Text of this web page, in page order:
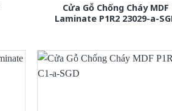
Cửa Gỗ Chống Cháy MDF
Laminate P1R2 23029-a-